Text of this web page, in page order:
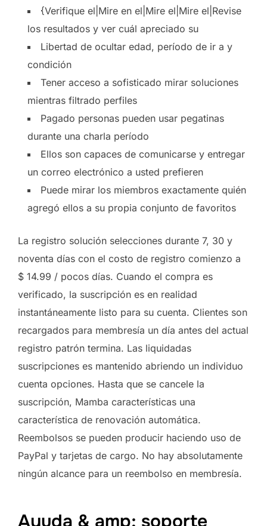
{Verifique el|Mire en el|Mire el|Mire el|Revise
los resultados y ver cuál apreciado su
Libertad de ocultar edad, período de ir a y
condición
Tener acceso a sofisticado mirar soluciones
mientras filtrado perfiles
Pagado personas pueden usar pegatinas
durante una charla período
Ellos son capaces de comunicarse y entregar
un correo electrónico a usted prefieren
Puede mirar los miembros exactamente quién
agregó ellos a su propia conjunto de favoritos
La registro solución selecciones durante 7, 30 y
noventa días con el costo de registro comienzo a
$ 14.99 / pocos días. Cuando el compra es
verificado, la suscripción es en realidad
instantáneamente listo para su cuenta. Clientes son
recargados para membresía un día antes del actual
registro patrón termina. Las liquidadas
suscripciones es mantenido abriendo un individuo
cuenta opciones. Hasta que se cancele la
suscripción, Mamba características una
característica de renovación automática.
Reembolsos se pueden producir haciendo uso de
PayPal y tarjetas de cargo. No hay absolutamente
ningún alcance para un reembolso en membresía.
Ayuda & amp; soporte